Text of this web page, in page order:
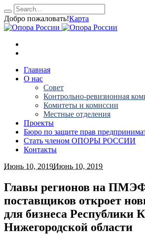
Добро пожаловать!Карта
Главная
О нас
Совет
Контрольно-ревизионная
Комитеты и комиссии
Местные отделения
Проекты
Бюро по защите прав
Стать членом ОПОРЫ РОССИИ
Контакты
Июнь 10, 2019Июнь 10, 2019
Главы регионов на
поставщиков откроет
для бизнеса Республики
Нижегородской области